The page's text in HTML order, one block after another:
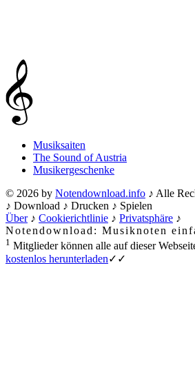
Musiksaiten
The Sound of Austria
Musikergeschenke
© 2026 by Notendownload.info ♪ Alle
♪ Download ♪ Drucken ♪ Spielen
Über♪ Cookierichtlinie ♪ Privatsphäre ♪
Notendownload: Musiknoten
1 Mitglieder können alle auf dieser
kostenlos herunterladen✓✓